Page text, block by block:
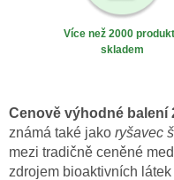
Více než 2000
skladem
Cenově výhodné balení
známá také jako ryšavec
mezi tradičně ceněné
zdrojem bioaktivních